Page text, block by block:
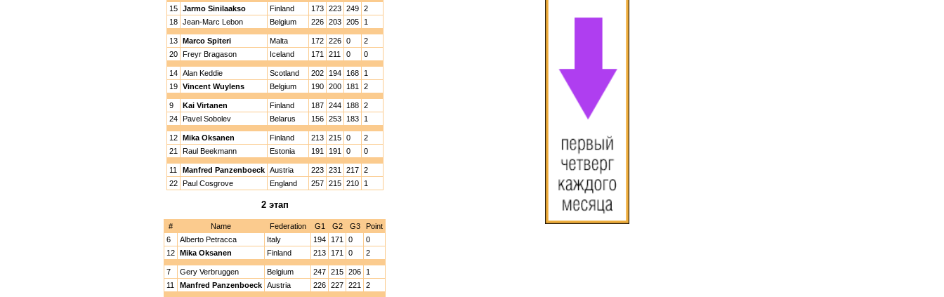
15 Jarmo Sinilaakso Finland 173 223 249
2
18
Jean-Marc Lebon Belgium 226 203 205 1
13 Marco Spiteri Malta 172 226 0
2
20
Freyr Bragason Iceland 171 211 0 0
14 Alan Keddie Scotland 202 194 168
1
19
Vincent Wuylens Belgium 190 200 181 2
9 Kai Virtanen Finland 187 244 188
2
24
Pavel Sobolev Belarus 156 253 183 1
12 Mika Oksanen Finland 213 215 0
2
21
Raul Beekmann Estonia 191 191 0 0
11 Manfred Panzenboeck Austria 223 231 217
2
22
Paul Cosgrove England 257 215 210 1
2 этап
# Name Federation G1 G2 G3
Point
6
Alberto Petracca Italy 194 171 0
0
12 Mika Oksanen Finland 213 171 0 2
7 Gery Verbruggen Belgium 247 215 206
1
11
Manfred Panzenboeck Austria 226 227 221 2